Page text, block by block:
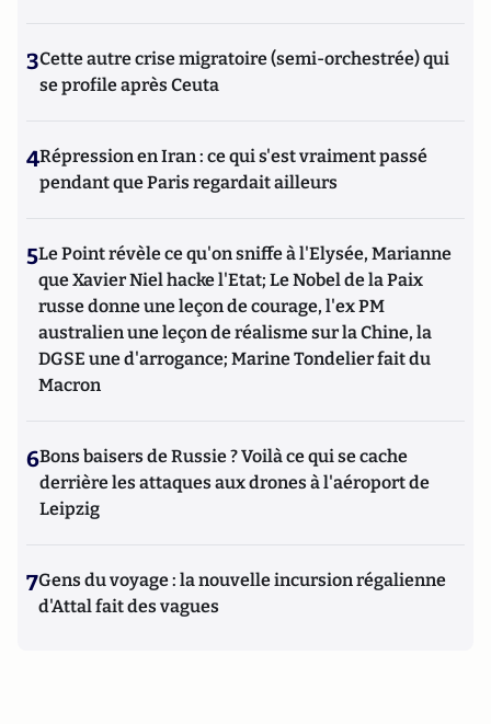
3Cette autre crise migratoire (semi-orchestrée) qui
se profile après Ceuta
4Répression en Iran : ce qui s'est vraiment passé
pendant que Paris regardait ailleurs
5Le Point révèle ce qu'on sniffe à l'Elysée, Marianne
que Xavier Niel hacke l'Etat; Le Nobel de la Paix
russe donne une leçon de courage, l'ex PM
australien une leçon de réalisme sur la Chine, la
DGSE une d'arrogance; Marine Tondelier fait du
Macron
6Bons baisers de Russie ? Voilà ce qui se cache
derrière les attaques aux drones à l'aéroport de
Leipzig
7Gens du voyage : la nouvelle incursion régalienne
d'Attal fait des vagues